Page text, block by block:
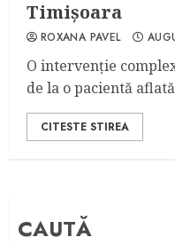
Timișoara
ROXANA PAVEL
O intervenție
de la o pacientă
CITESTE STIREA
CAUTĂ